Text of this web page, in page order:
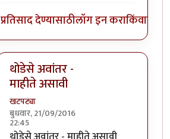
प्रतिसाद देण्यासाठीलॉग इन कराकिंवा
थोडेसे अवांतर -
माहीते असावी
खटपट्या
बुधवार, 21/09/2016
22:45